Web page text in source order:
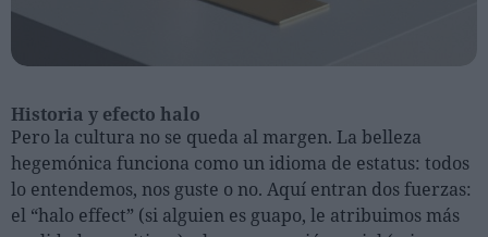
Historia y efecto halo
Pero la cultura no se queda al margen. La belleza
hegemónica funciona como un idioma de estatus: todos
lo entendemos, nos guste o no. Aquí entran dos fuerzas:
el “halo effect” (si alguien es guapo, le atribuimos más